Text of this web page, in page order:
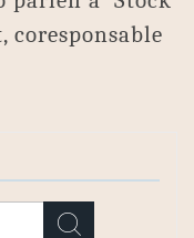
coresponsable